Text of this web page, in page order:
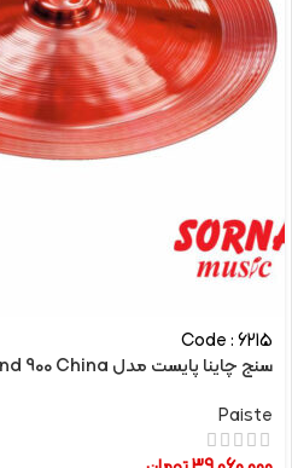
Code : 6215
سنج چاینا پایست مدل Color Sound 900 China سایز 18 اینچ
Paiste